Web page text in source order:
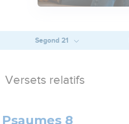
Segond 21
Versets relatifs
Psaumes 8